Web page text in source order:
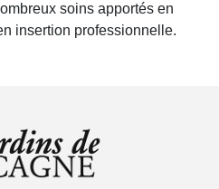
soins apportés en
insertion professionnelle.